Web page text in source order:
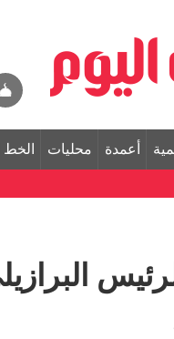
أعمدة محليات